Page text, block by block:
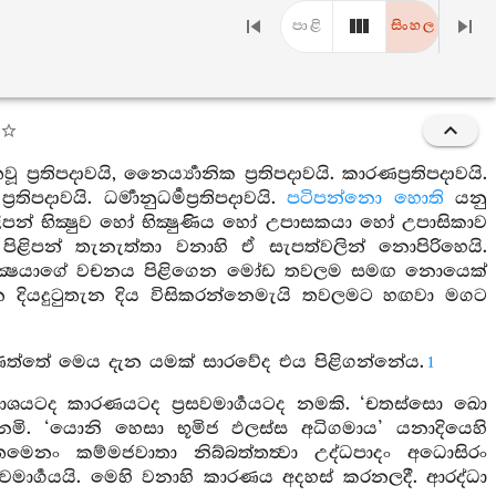
පාළි සිංහල
නෛර්‍ය්‍යානික ප්‍රතිපදාවයි. කාරණප්‍රතිපදාවයි.
ධර්‍මානුධර්‍මප්‍රතිපදාවයි.පටිපන්නො හොති යනු
භික්‍ෂුව හෝ භික්‍ෂුණිය හෝ උපාසකයා හෝ උපාසිකාව
තැනැත්තා වනාහි ඒ සැපත්වලින් නොපිරිහෙයි.
වචනය පිළිගෙන මෝඩ තවලම සමඟ නොයෙක්
දියදුටුතැන දිය විසිකරන්නෙමැයි තවලමට හඟවා මගට
මෙය දැන යමක් සාරවේද එය පිළිගන්නේය. 1
කාරණයටද ප්‍රසවමාර්‍ගයටද නමකි. ‘චතස්සො ඛො
‘යොනි හෙසා භූමිජ ඵලස්ස අධිගමාය’ යනාදියෙහි
කම්මජවාතා නිබ්බත්තත්‍වා උද්ධපාදං අධොසිරං
මෙහි වනාහි කාරණය අදහස් කරනලදී. ආරද්ධා